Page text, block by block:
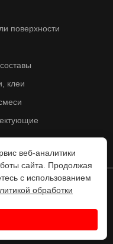
поверхности
клеи
2026
-
веб-аналитики
сайта. Продолжая
с использованием
обработки